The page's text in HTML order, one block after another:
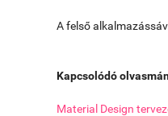
A felső
Kapcsolódó
Material Design